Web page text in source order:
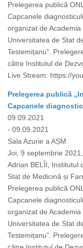
Prelegerea publică
Capcanele
organizat de
Universitatea de Stat
Testemițanu”.
către Institutul de
Live Stream: https://
Prelegerea publică
Capcanele
09.09.2021
- 09.09.2021
Sala Azurie a AȘM
Joi, 9 septembrie
Adrian BELÎI, Institutul
Stat de Medicină și
Prelegerea publică
Capcanele
organizat de
Universitatea de Stat
Testemițanu”.